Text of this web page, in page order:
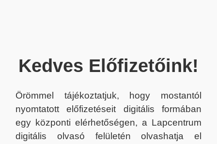
Kedves Előfizetőink!
Örömmel tájékoztatjuk, hogy mostantól
nyomtatott előfizetéseit digitális formában
egy központi elérhetőségen, a Lapcentrum
digitális olvasó felületén olvashatja el